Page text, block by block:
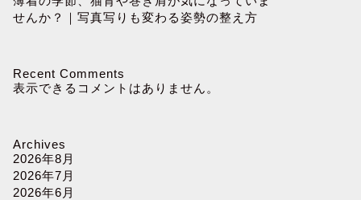
せんか？｜写真写りも変わる姿勢の整え方
Recent Comments
表示できるコメントはありません。
Archives
2026年8月
2026年7月
2026年6月